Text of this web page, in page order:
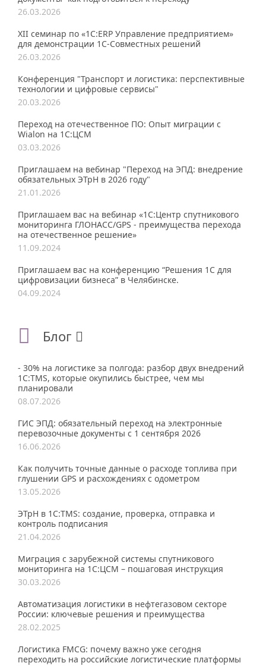
26.03.2026
XII семинар по «1С:ERP Управление предприятием»
для демонстрации 1C-Совместных решений
26.03.2026
Конференция "Транспорт и логистика: перспективные
технологии и цифровые сервисы"
20.03.2026
Переход на отечественное ПО: Опыт миграции с
Wialon на 1С:ЦСМ
03.03.2026
Приглашаем на вебинар "Переход на ЭПД: внедрение
обязательных ЭТрН в 2026 году"
21.01.2026
Приглашаем вас на вебинар «1С:Центр спутникового
мониторинга ГЛОНАСС/GPS - преимущества перехода
на отечественное решение»
11.09.2024
Приглашаем вас на конференцию “Решения 1С для
цифровизации бизнеса” в Челябинске.
04.09.2024
Блог
- 30% на логистике за полгода: разбор двух внедрений
1С:TMS, которые окупились быстрее, чем мы
планировали
08.07.2026
ГИС ЭПД: обязательный переход на электронные
перевозочные документы с 1 сентября 2026
16.06.2026
Как получить точные данные о расходе топлива при
глушении GPS и расхождениях с одометром
13.05.2026
ЭТрН в 1С:TMS: создание, проверка, отправка и
контроль подписания
21.04.2026
Миграция с зарубежной системы спутникового
мониторинга на 1С:ЦСМ – пошаговая инструкция
30.03.2026
Автоматизация логистики в нефтегазовом секторе
России: ключевые решения и преимущества
28.02.2025
Логистика FMCG: почему важно уже сегодня
переходить на российские логистические платформы